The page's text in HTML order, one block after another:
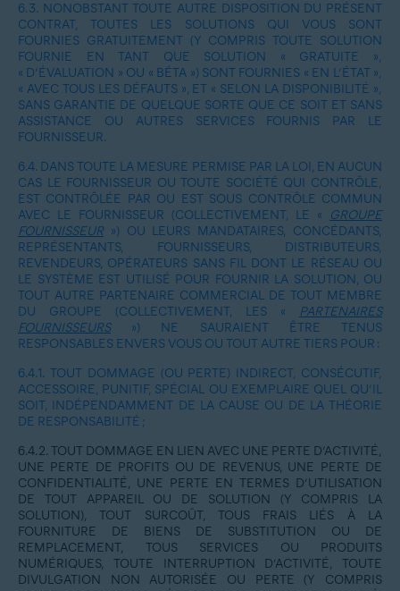
6.3. NONOBSTANT TOUTE AUTRE DISPOSITION DU PRÉSENT
CONTRAT, TOUTES LES SOLUTIONS QUI VOUS SONT
FOURNIES GRATUITEMENT (Y COMPRIS TOUTE SOLUTION
FOURNIE EN TANT QUE SOLUTION « GRATUITE »,
« D’ÉVALUATION » OU « BÉTA ») SONT FOURNIES « EN L’ÉTAT »,
« AVEC TOUS LES DÉFAUTS », ET « SELON LA DISPONIBILITÉ »,
SANS GARANTIE DE QUELQUE SORTE QUE CE SOIT ET SANS
ASSISTANCE OU AUTRES SERVICES FOURNIS PAR LE
FOURNISSEUR.
6.4. DANS TOUTE LA MESURE PERMISE PAR LA LOI, EN AUCUN
CAS LE FOURNISSEUR OU TOUTE SOCIÉTÉ QUI CONTRÔLE,
EST CONTRÔLÉE PAR OU EST SOUS CONTRÔLE COMMUN
AVEC LE FOURNISSEUR (COLLECTIVEMENT, LE «
GROUPE
FOURNISSEUR») OU LEURS MANDATAIRES, CONCÉDANTS,
REPRÉSENTANTS, FOURNISSEURS, DISTRIBUTEURS,
REVENDEURS, OPÉRATEURS SANS FIL DONT LE RÉSEAU OU
LE SYSTÈME EST UTILISÉ POUR FOURNIR LA SOLUTION, OU
TOUT AUTRE PARTENAIRE COMMERCIAL DE TOUT MEMBRE
DU GROUPE (COLLECTIVEMENT, LES « PARTENAIRES
FOURNISSEURS») NE SAURAIENT ÊTRE TENUS
RESPONSABLES ENVERS VOUS OU TOUT AUTRE TIERS POUR :
6.4.1. TOUT DOMMAGE (OU PERTE) INDIRECT, CONSÉCUTIF,
ACCESSOIRE, PUNITIF, SPÉCIAL OU EXEMPLAIRE QUEL QU’IL
SOIT, INDÉPENDAMMENT DE LA CAUSE OU DE LA THÉORIE
DE RESPONSABILITÉ ;
6.4.2. TOUT DOMMAGE EN LIEN AVEC UNE PERTE D’ACTIVITÉ,
UNE PERTE DE PROFITS OU DE REVENUS, UNE PERTE DE
CONFIDENTIALITÉ, UNE PERTE EN TERMES D’UTILISATION
DE TOUT APPAREIL OU DE SOLUTION (Y COMPRIS LA
SOLUTION), TOUT SURCOÛT, TOUS FRAIS LIÉS À LA
FOURNITURE DE BIENS DE SUBSTITUTION OU DE
REMPLACEMENT, TOUS SERVICES OU PRODUITS
NUMÉRIQUES, TOUTE INTERRUPTION D’ACTIVITÉ, TOUTE
DIVULGATION NON AUTORISÉE OU PERTE (Y COMPRIS